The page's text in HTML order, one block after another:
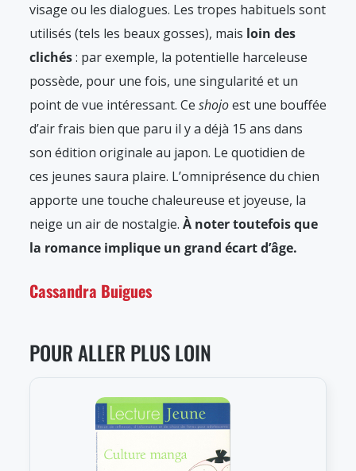
visage ou les dialogues. Les tropes habituels sont
utilisés (tels les beaux gosses), mais loin des
clichés: par exemple, la potentielle harceleuse
possède, pour une fois, une singularité et un
point de vue intéressant. Ce shojoest une bouffée
d’air frais bien que paru il y a déjà 15 ans dans
son édition originale au japon. Le quotidien de
ces jeunes saura plaire. L’omniprésence du chien
apporte une touche chaleureuse et joyeuse, la
neige un air de nostalgie. À noter toutefois que
la romance implique un grand écart d’âge.
Cassandra Buigues
POUR ALLER PLUS LOIN